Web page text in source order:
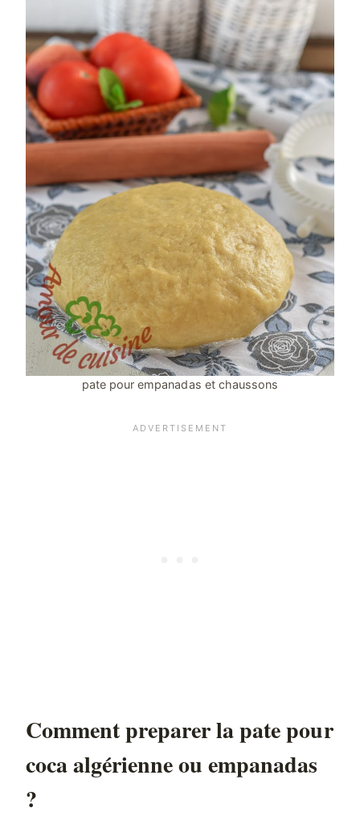
pate pour empanadas et chaussons
Comment preparer la pate pour
coca algérienne ou empanadas
?